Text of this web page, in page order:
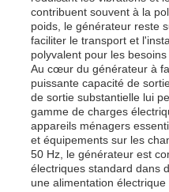
nouvelles
Tous les cas
Demande de
groupe électrogène
contribuent souvent à la
poids, le générateur reste
faciliter le transport et
polyvalent pour les
Au cœur du générateur à
puissante capacité de
de sortie substantielle lui
gamme de charges
appareils ménagers
et équipements sur les
50 Hz, le générateur est
électriques standard dans
une alimentation